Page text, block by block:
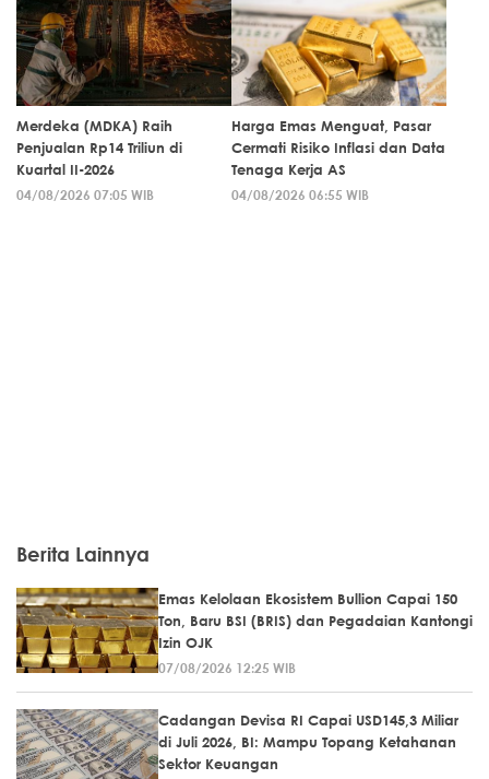
Merdeka (MDKA) Raih
Penjualan Rp14 Triliun di
Kuartal II-2026
04/08/2026 07:05 WIB
Harga Emas Menguat, Pasar
Cermati Risiko Inflasi dan Data
Tenaga Kerja AS
04/08/2026 06:55 WIB
Berita Lainnya
Emas Kelolaan Ekosistem Bullion Capai 150
Ton, Baru BSI (BRIS) dan Pegadaian Kantongi
Izin OJK
07/08/2026 12:25 WIB
Cadangan Devisa RI Capai USD145,3 Miliar
di Juli 2026, BI: Mampu Topang Ketahanan
Sektor Keuangan